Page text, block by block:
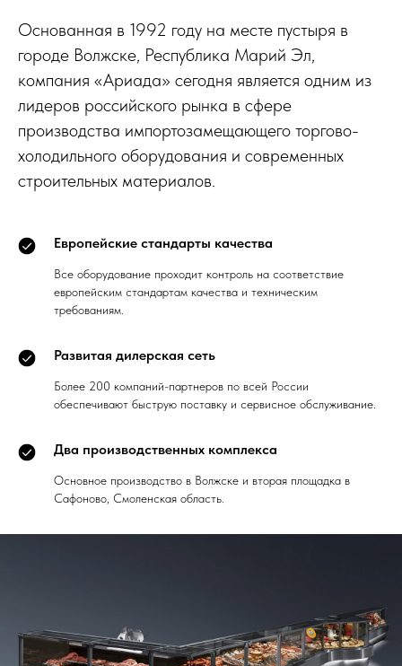
Основанная в 1992 году на месте пустыря в
городе Волжске, Республика Марий Эл,
компания «Ариада» сегодня является одним из
лидеров российского рынка в сфере
производства импортозамещающего торгово-
холодильного оборудования и современных
строительных материалов.
Европейские стандарты качества
Все оборудование проходит контроль на соответствие
европейским стандартам качества и техническим
требованиям.
Развитая дилерская сеть
Более 200 компаний-партнеров по всей России
обеспечивают быструю поставку и сервисное обслуживание.
Два производственных комплекса
Основное производство в Волжске и вторая площадка в
Сафоново, Смоленская область.